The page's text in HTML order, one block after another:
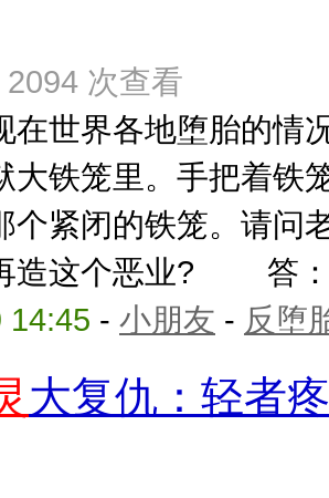
次查看
世界各地堕胎的情
大铁笼里。手把着铁
个紧闭的铁笼。请问
造这个恶业? 答：
14:45 - 小朋友 - 反堕
大复仇：轻者